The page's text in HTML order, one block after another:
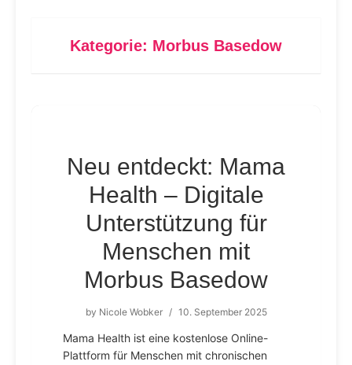
Kategorie: Morbus Basedow
Neu entdeckt: Mama
Health – Digitale
Unterstützung für
Menschen mit
Morbus Basedow
by Nicole Wobker / 10. September 2025
Mama Health ist eine kostenlose Online-
Plattform für Menschen mit chronischen